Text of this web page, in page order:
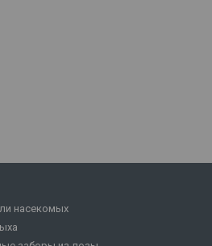
насекомых